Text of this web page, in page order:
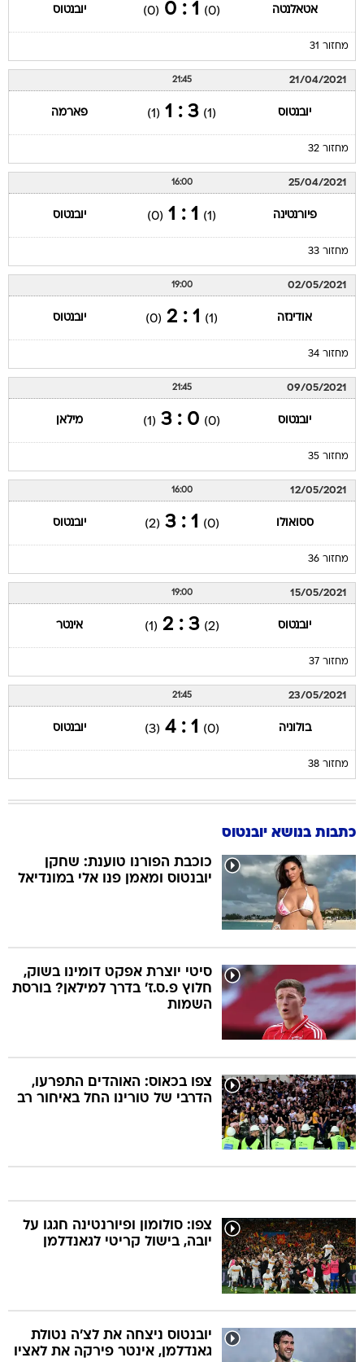
אטאלנטה (0)
1 : 0
(0) יובנטוס
מחזור 31
21/04/2021
21:45
יובנטוס (1)
3 : 1
(1) פארמה
מחזור 32
25/04/2021
16:00
פיורנטינה (1)
1 : 1
(0) יובנטוס
מחזור 33
02/05/2021
19:00
אודינזה (1)
1 : 2
(0) יובנטוס
מחזור 34
09/05/2021
21:45
יובנטוס (0)
0 : 3
(1) מילאן
מחזור 35
12/05/2021
16:00
ססואולו (0)
1 : 3
(2) יובנטוס
מחזור 36
15/05/2021
19:00
יובנטוס (2)
3 : 2
(1) אינטר
מחזור 37
23/05/2021
21:45
בולוניה (0)
1 : 4
(3) יובנטוס
מחזור 38
כתבות בנושא יובנטוס
כוכבת הפורנו טוענת: שחקן
יובנטוס ומאמן פנו אלי במונדיאל
סיטי יוצרת אפקט דומינו בשוק,
חלוץ פ.ס.ז' בדרך למילאן? בורסת
השמות
צפו בכאוס: האוהדים התפרעו,
הדרבי של טורינו החל באיחור רב
צפו: סולומון ופיורנטינה חגגו על
יובה, בישול קריטי לגאנדלמן
יובנטוס ניצחה את לצ'ה נטולת
גאנדלמן, אינטר פירקה את לאציו